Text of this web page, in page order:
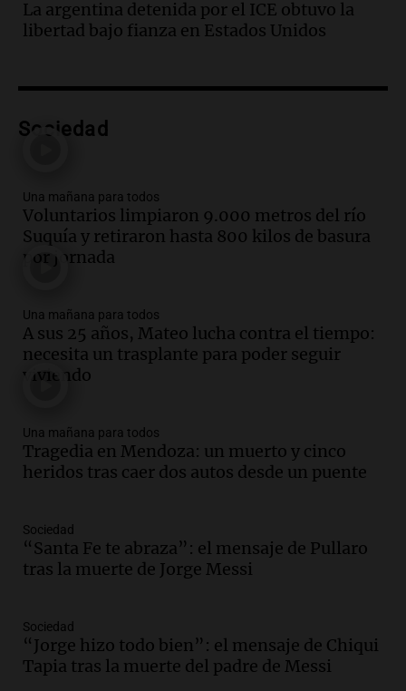
las nuevas detenciones: "En esa casa
todos tenían algo que ver"
del desayuno ideal: qué alimentos
Audio.Murió Jorge Messi
Una mañana para todos
Audio.Mateo, a los 25 años, lucha
contra el tiempo: necesita un trasplante
para poder seguir viviend
Una mañana para todos
Audio.Estiman que la inflación nacional
de julio será menor al 2,9% registrado
en CABA
Audio.Altas Cumbres: rescataron a una
cabra que llevaba ocho días atrapada en
un precipicio
Episodios
Audio.Chile planteó mejorar la
conectividad fronteriza, aérea y digital
La argentina detenida por el ICE obtuvo la
libertad bajo fianza en Estados Unidos
Sociedad
Una mañana para todos
Voluntarios limpiaron 9.000 metros del río
Suquía y retiraron hasta 800 kilos de basura
por jornada
Una mañana para todos
A sus 25 años, Mateo lucha contra el tiempo:
necesita un trasplante para poder seguir
viviendo
Una mañana para todos
Tragedia en Mendoza: un muerto y cinco
heridos tras caer dos autos desde un puente
Sociedad
“Santa Fe te abraza”: el mensaje de Pullaro
tras la muerte de Jorge Messi
Sociedad
“Jorge hizo todo bien”: el mensaje de Chiqui
Tapia tras la muerte del padre de Messi